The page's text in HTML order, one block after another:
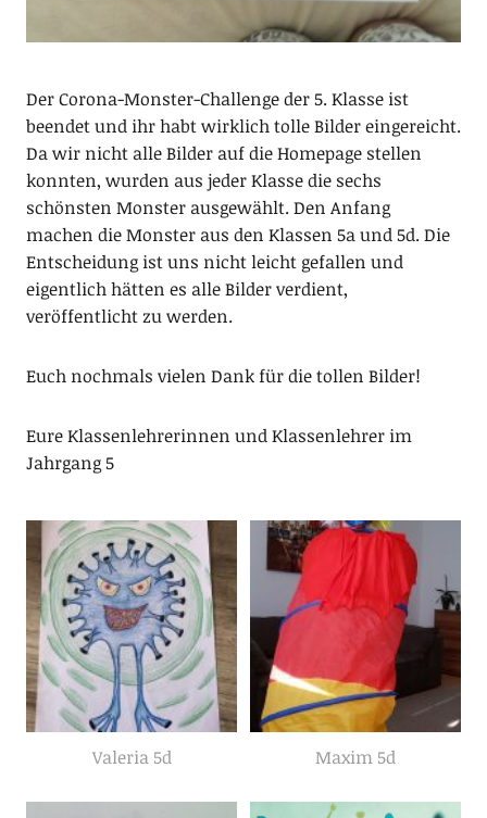
Der Corona-Monster-Challenge der 5. Klasse ist
beendet und ihr habt wirklich tolle Bilder eingereicht.
Da wir nicht alle Bilder auf die Homepage stellen
konnten, wurden aus jeder Klasse die sechs
schönsten Monster ausgewählt. Den Anfang
machen die Monster aus den Klassen 5a und 5d. Die
Entscheidung ist uns nicht leicht gefallen und
eigentlich hätten es alle Bilder verdient,
veröffentlicht zu werden.
Euch nochmals vielen Dank für die tollen Bilder!
Eure Klassenlehrerinnen und Klassenlehrer im
Jahrgang 5
Valeria 5d Maxim 5d